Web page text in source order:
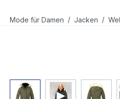
Mode für Damen / Jacken /
Bildergalerie überspringen